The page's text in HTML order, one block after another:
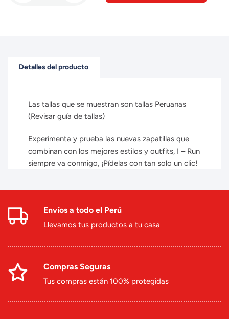
Detalles del producto
Las tallas que se muestran son tallas Peruanas
(Revisar guía de tallas)
Experimenta y prueba las nuevas zapatillas que
combinan con los mejores estilos y outfits, I – Run
siempre va conmigo, ¡Pídelas con tan solo un clic!
Envíos a todo el Perú
Llevamos tus productos a tu casa
Compras Seguras
Tus compras están 100% protegidas